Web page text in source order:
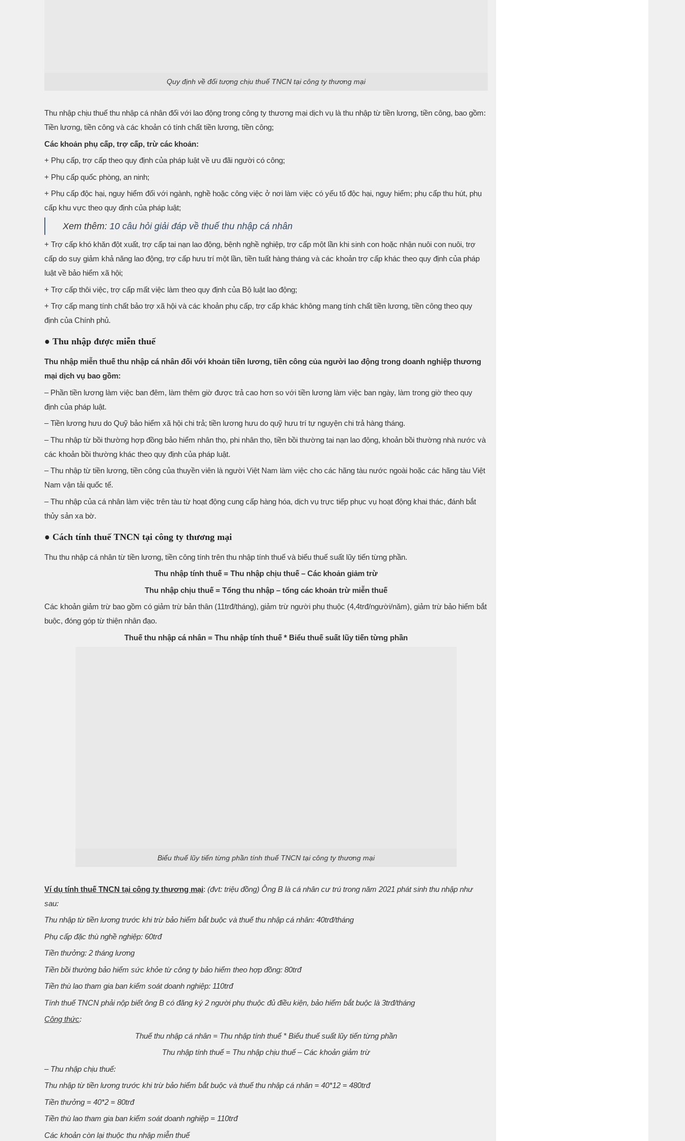
Quy định về đối tượng chịu thuế TNCN tại công ty thương mại
Thu nhập chịu thuế thu nhập cá nhân đối với lao động trong công ty thương mại dịch vụ là thu nhập từ tiền lương, tiền công, bao gồm:
Tiền lương, tiền công và các khoản có tính chất tiền lương, tiền công;
Các khoản phụ cấp, trợ cấp, trừ các khoản:
+ Phụ cấp, trợ cấp theo quy định của pháp luật về ưu đãi người có công;
+ Phụ cấp quốc phòng, an ninh;
+ Phụ cấp độc hại, nguy hiểm đối với ngành, nghề hoặc công việc ở nơi làm việc có yếu tố độc hại, nguy hiểm; phụ cấp thu hút, phụ
cấp khu vực theo quy định của pháp luật;
Xem thêm: 10 câu hỏi giải đáp về thuế thu nhập cá nhân
+ Trợ cấp khó khăn đột xuất, trợ cấp tai nạn lao động, bệnh nghề nghiệp, trợ cấp một lần khi sinh con hoặc nhận nuôi con nuôi, trợ
cấp do suy giảm khả năng lao động, trợ cấp hưu trí một lần, tiền tuất hàng tháng và các khoản trợ cấp khác theo quy định của pháp
luật về bảo hiểm xã hội;
+ Trợ cấp thôi việc, trợ cấp mất việc làm theo quy định của Bộ luật lao động;
+ Trợ cấp mang tính chất bảo trợ xã hội và các khoản phụ cấp, trợ cấp khác không mang tính chất tiền lương, tiền công theo quy
định của Chính phủ.
● Thu nhập được miễn thuế
Thu nhập miễn thuế thu nhập cá nhân đối với khoản tiền lương, tiền công của người lao động trong doanh nghiệp thương
mại dịch vụ bao gồm:
– Phần tiền lương làm việc ban đêm, làm thêm giờ được trả cao hơn so với tiền lương làm việc ban ngày, làm trong giờ theo quy
định của pháp luật.
– Tiền lương hưu do Quỹ bảo hiểm xã hội chi trả; tiền lương hưu do quỹ hưu trí tự nguyện chi trả hàng tháng.
– Thu nhập từ bồi thường hợp đồng bảo hiểm nhân thọ, phi nhân thọ, tiền bồi thường tai nạn lao động, khoản bồi thường nhà nước và
các khoản bồi thường khác theo quy định của pháp luật.
– Thu nhập từ tiền lương, tiền công của thuyền viên là người Việt Nam làm việc cho các hãng tàu nước ngoài hoặc các hãng tàu Việt
Nam vận tải quốc tế.
– Thu nhập của cá nhân làm việc trên tàu từ hoạt động cung cấp hàng hóa, dịch vụ trực tiếp phục vụ hoạt động khai thác, đánh bắt
thủy sản xa bờ.
● Cách tính thuế TNCN tại công ty thương mại
Thu thu nhập cá nhân từ tiền lương, tiền công tính trên thu nhập tính thuế và biểu thuế suất lũy tiến từng phần.
Thu nhập tính thuế = Thu nhập chịu thuế – Các khoản giảm trừ
Thu nhập chịu thuế = Tổng thu nhập – tổng các khoản trừ miễn thuế
Các khoản giảm trừ bao gồm có giảm trừ bản thân (11trđ/tháng), giảm trừ người phụ thuộc (4,4trđ/người/năm), giảm trừ bảo hiểm bắt
buộc, đóng góp từ thiện nhân đạo.
Thuế thu nhập cá nhân = Thu nhập tính thuế * Biểu thuế suất lũy tiến từng phần
Biểu thuế lũy tiến từng phần tính thuế TNCN tại công ty thương mại
Ví dụ tính thuế TNCN tại công ty thương mại: (đvt: triệu đồng) Ông B là cá nhân cư trú trong năm 2021 phát sinh thu nhập như
sau:
Thu nhập từ tiền lương trước khi trừ bảo hiểm bắt buộc và thuế thu nhập cá nhân: 40trđ/tháng
Phụ cấp đặc thù nghề nghiệp: 60trđ
Tiền thưởng: 2 tháng lương
Tiền bồi thường bảo hiểm sức khỏe từ công ty bảo hiểm theo hợp đồng: 80trđ
Tiền thù lao tham gia ban kiểm soát doanh nghiệp: 110trđ
Tính thuế TNCN phải nộp biết ông B có đăng ký 2 người phụ thuộc đủ điều kiện, bảo hiểm bắt buộc là 3trđ/tháng
Công thức:
Thuế thu nhập cá nhân = Thu nhập tính thuế * Biểu thuế suất lũy tiến từng phần
Thu nhập tính thuế = Thu nhập chịu thuế – Các khoản giảm trừ
– Thu nhập chịu thuế:
Thu nhập từ tiền lương trước khi trừ bảo hiểm bắt buộc và thuế thu nhập cá nhân = 40*12 = 480trđ
Tiền thưởng = 40*2 = 80trđ
Tiền thù lao tham gia ban kiểm soát doanh nghiệp = 110trđ
Các khoản còn lại thuộc thu nhập miễn thuế